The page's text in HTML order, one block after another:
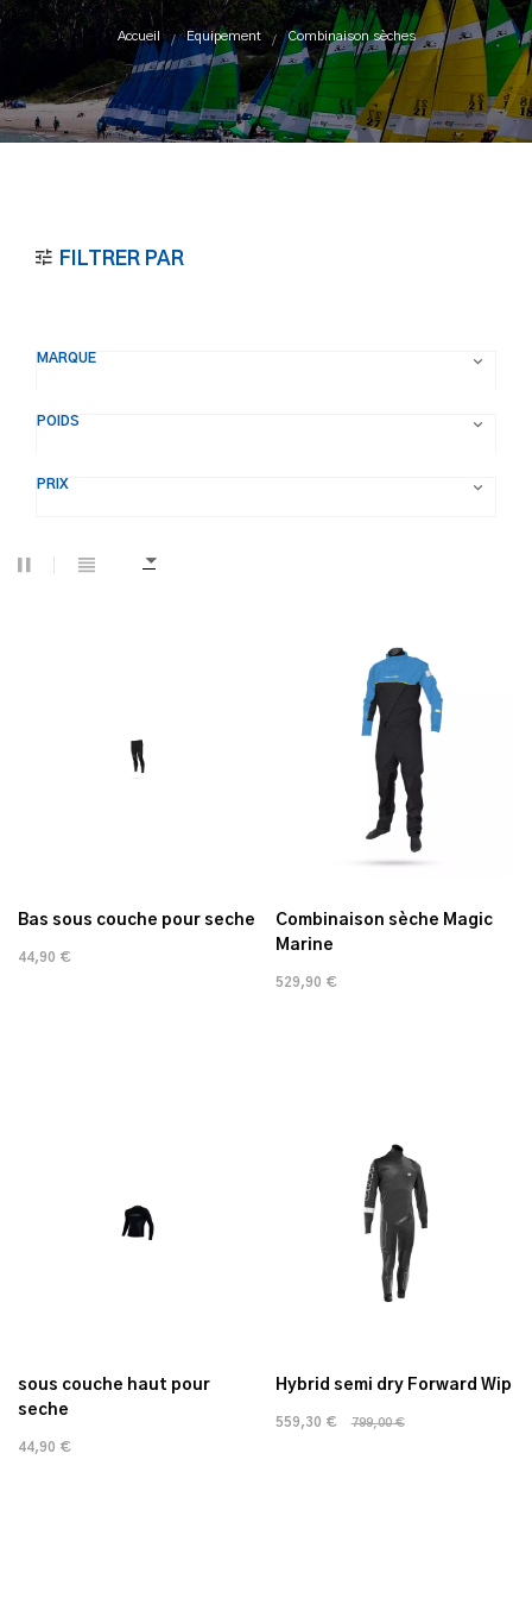
Accueil Equipement Combinaison sèches
FILTRER PAR
MARQUE 
POIDS 
PRIX 
Bas sous couche pour seche
44,90 €
Combinaison sèche Magic
Marine
529,90 €
sous couche haut pour
seche
44,90 €
Hybrid semi dry Forward Wip
559,30 € 799,00 €